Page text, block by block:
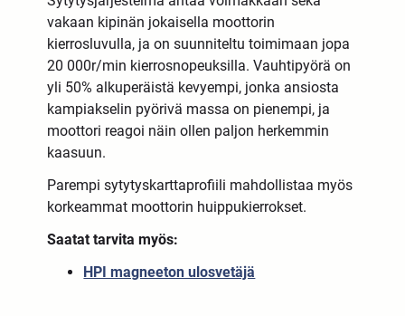
vakaan kipinän jokaisella moottorin
kierrosluvulla, ja on suunniteltu toimimaan jopa
20 000r/min kierrosnopeuksilla. Vauhtipyörä on
yli 50% alkuperäistä kevyempi, jonka ansiosta
kampiakselin pyörivä massa on pienempi, ja
moottori reagoi näin ollen paljon herkemmin
kaasuun.
Parempi sytytyskarttaprofiili mahdollistaa myös
korkeammat moottorin huippukierrokset.
Saatat tarvita myös:
HPI magneeton ulosvetäjä